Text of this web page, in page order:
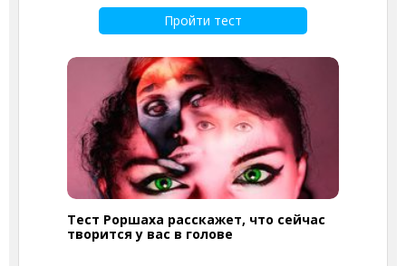
Пройти тест
Тест Роршаха расскажет, что сейчас
творится у вас в голове